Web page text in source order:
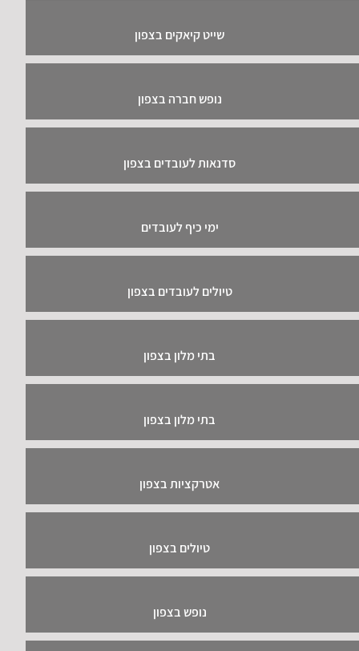
שייט קיאקים בצפון
נופש חברה בצפון
סדנאות לעובדים בצפון
ימי כיף לעובדים
טיולים לעובדים בצפון
בתי מלון בצפון
בתי מלון בצפון
אטרקציות בצפון
טיולים בצפון
נופש בצפון